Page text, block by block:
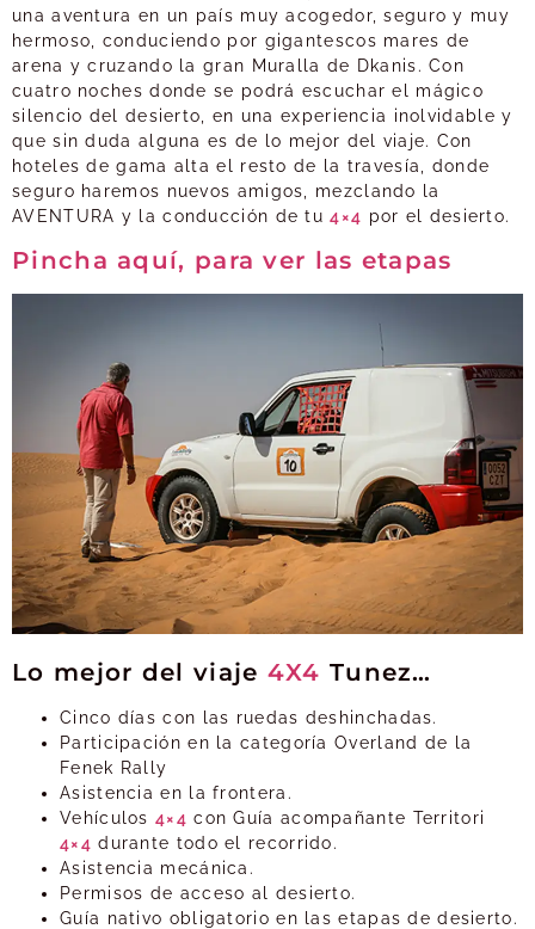
una aventura en un país muy acogedor, seguro y muy
hermoso, conduciendo por gigantescos mares de
arena y cruzando la gran Muralla de Dkanis. Con
cuatro noches donde se podrá escuchar el mágico
silencio del desierto, en una experiencia inolvidable y
que sin duda alguna es de lo mejor del viaje. Con
hoteles de gama alta el resto de la travesía, donde
seguro haremos nuevos amigos, mezclando la
AVENTURA y la conducción de tu4×4 por el desierto.
Pincha aquí, para ver las etapas
Lo mejor del viaje 4X4 Tunez…
Cinco días con las ruedas deshinchadas.
Participación en la categoría Overland de la
Fenek Rally
Asistencia en la frontera.
Vehículos 4×4 con Guía acompañante Territori
4×4 durante todo el recorrido.
Asistencia mecánica.
Permisos de acceso al desierto.
Guía nativo obligatorio en las etapas de desierto.